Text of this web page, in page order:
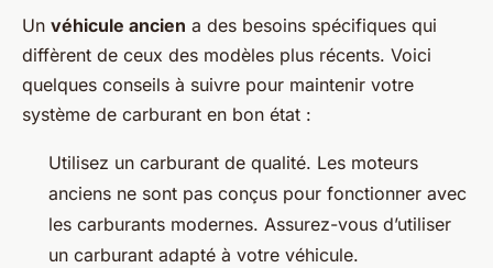
Un véhicule ancien a des besoins spécifiques qui
diffèrent de ceux des modèles plus récents. Voici
quelques conseils à suivre pour maintenir votre
système de carburant en bon état :
Utilisez un carburant de qualité. Les moteurs
anciens ne sont pas conçus pour fonctionner avec
les carburants modernes. Assurez-vous d’utiliser
un carburant adapté à votre véhicule.